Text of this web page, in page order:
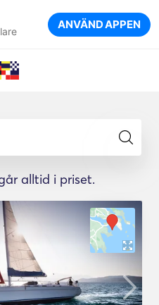
ANVÄND APPEN
alltid i priset.